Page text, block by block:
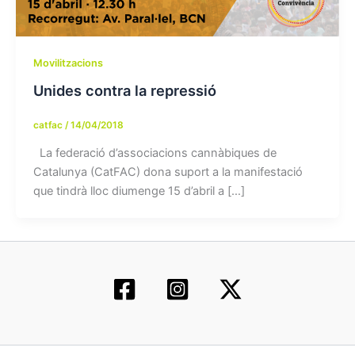
Movilitzacions
Unides contra la repressió
catfac /14/04/2018
La federació d’associacions cannàbiques de
Catalunya (CatFAC) dona suport a la manifestació
que tindrà lloc diumenge 15 d’abril a […]